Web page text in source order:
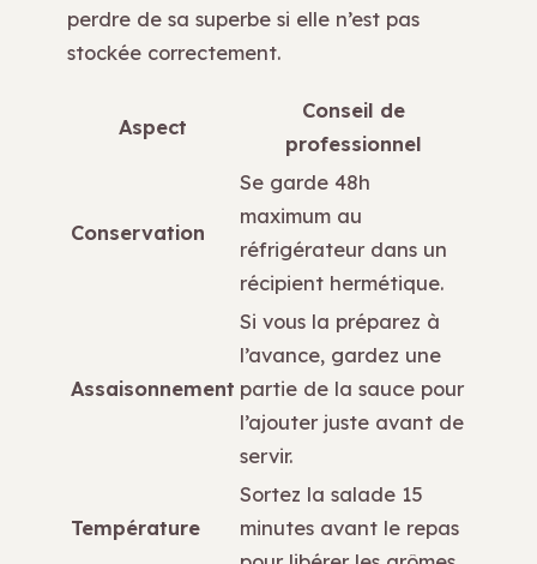
perdre de sa superbe si elle n’est pas
stockée correctement.
Aspect
Conseil de
professionnel
Conservation
Se garde 48h
maximum au
réfrigérateur dans un
récipient hermétique.
Assaisonnement
Si vous la préparez à
l’avance, gardez une
partie de la sauce pour
l’ajouter juste avant de
servir.
Température
Sortez la salade 15
minutes avant le repas